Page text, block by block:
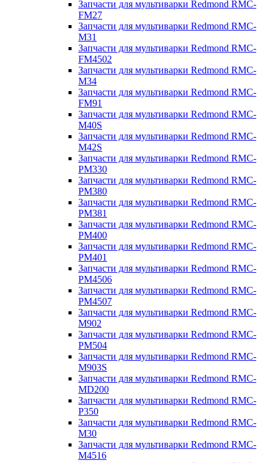
Запчасти для мультиварки Redmond RMC-
FM27
Запчасти для мультиварки Redmond RMC-
M31
Запчасти для мультиварки Redmond RMC-
FM4502
Запчасти для мультиварки Redmond RMC-
M34
Запчасти для мультиварки Redmond RMC-
FM91
Запчасти для мультиварки Redmond RMC-
M40S
Запчасти для мультиварки Redmond RMC-
M42S
Запчасти для мультиварки Redmond RMC-
PM330
Запчасти для мультиварки Redmond RMC-
PM380
Запчасти для мультиварки Redmond RMC-
PM381
Запчасти для мультиварки Redmond RMC-
PM400
Запчасти для мультиварки Redmond RMC-
PM401
Запчасти для мультиварки Redmond RMC-
PM4506
Запчасти для мультиварки Redmond RMC-
PM4507
Запчасти для мультиварки Redmond RMC-
M902
Запчасти для мультиварки Redmond RMC-
PM504
Запчасти для мультиварки Redmond RMC-
M903S
Запчасти для мультиварки Redmond RMC-
MD200
Запчасти для мультиварки Redmond RMC-
P350
Запчасти для мультиварки Redmond RMC-
M30
Запчасти для мультиварки Redmond RMC-
M4516